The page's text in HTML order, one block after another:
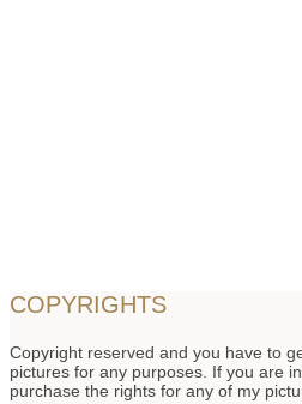
COPYRIGHTS
Copyright reserved and you have to
pictures for any purposes. If you are
purchase the rights for any of my